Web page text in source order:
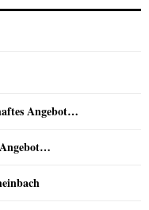
Angebot…